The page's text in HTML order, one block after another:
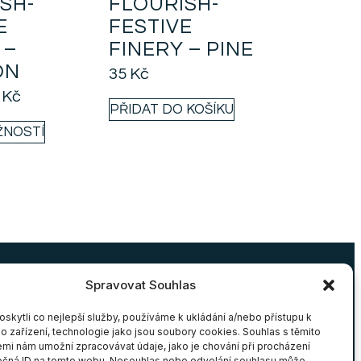
Spravovat Souhlas
co nejlepší služby, používáme k ukládání a/nebo přístupu k
zařízení, technologie jako jsou soubory cookies. Souhlas s těmito
nám umožní zpracovávat údaje, jako je chování při procházení
–
Kč
FESTIVE
FINERY – PINE
35 Kč
PŘIDAT DO KOŠÍKU
Obchodní podmínky
Cookies